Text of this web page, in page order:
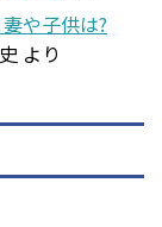
や子供は?
より